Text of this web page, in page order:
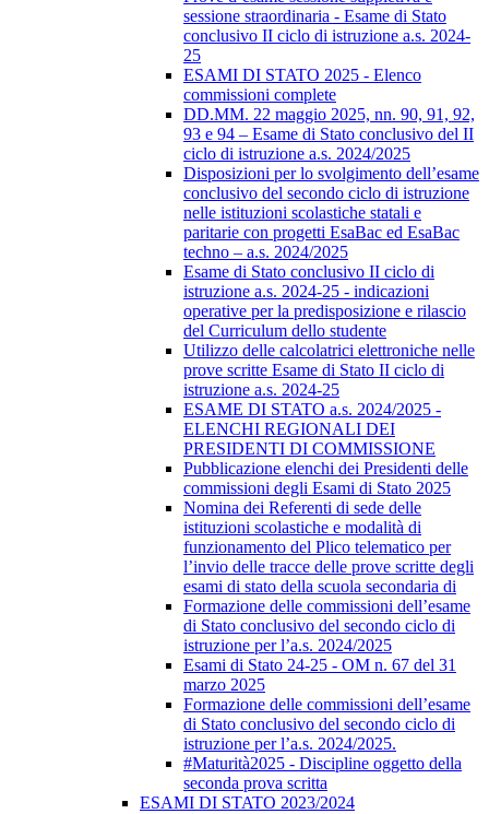
sessione straordinaria - Esame di Stato
conclusivo II ciclo di istruzione a.s. 2024-
25
ESAMI DI STATO 2025 - Elenco
commissioni complete
DD.MM. 22 maggio 2025, nn. 90, 91, 92,
93 e 94 – Esame di Stato conclusivo del II
ciclo di istruzione a.s. 2024/2025
Disposizioni per lo svolgimento dell’esame
conclusivo del secondo ciclo di istruzione
nelle istituzioni scolastiche statali e
paritarie con progetti EsaBac ed EsaBac
techno – a.s. 2024/2025
Esame di Stato conclusivo II ciclo di
istruzione a.s. 2024-25 - indicazioni
operative per la predisposizione e rilascio
del Curriculum dello studente
Utilizzo delle calcolatrici elettroniche nelle
prove scritte Esame di Stato II ciclo di
istruzione a.s. 2024-25
ESAME DI STATO a.s. 2024/2025 -
ELENCHI REGIONALI DEI
PRESIDENTI DI COMMISSIONE
Pubblicazione elenchi dei Presidenti delle
commissioni degli Esami di Stato 2025
Nomina dei Referenti di sede delle
istituzioni scolastiche e modalità di
funzionamento del Plico telematico per
l’invio delle tracce delle prove scritte degli
esami di stato della scuola secondaria di
Formazione delle commissioni dell’esame
di Stato conclusivo del secondo ciclo di
istruzione per l’a.s. 2024/2025
Esami di Stato 24-25 - OM n. 67 del 31
marzo 2025
Formazione delle commissioni dell’esame
di Stato conclusivo del secondo ciclo di
istruzione per l’a.s. 2024/2025.
#Maturità2025 - Discipline oggetto della
seconda prova scritta
ESAMI DI STATO 2023/2024